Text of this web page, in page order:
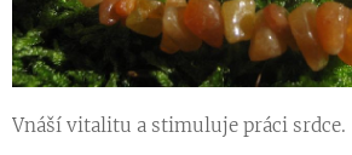
Vnáší vitalitu a stimuluje práci srdce.